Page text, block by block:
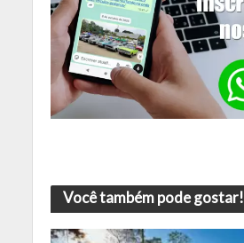
Você também pode gostar!